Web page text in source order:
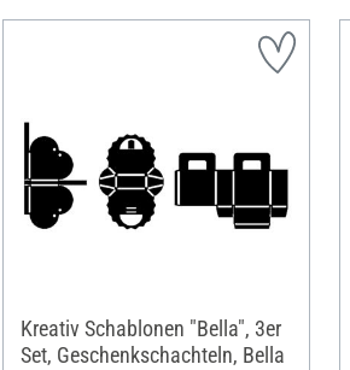
Kreativ Schablonen "Bella", 3er
Set, Geschenkschachteln, Bella